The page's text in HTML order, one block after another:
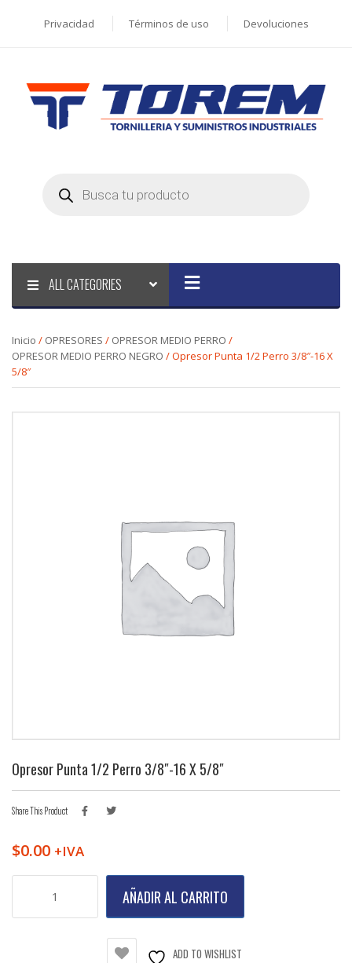
Privacidad Términos de uso Devoluciones
search
ALL CATEGORIES
Inicio / OPRESORES / OPRESOR MEDIO PERRO /
OPRESOR MEDIO PERRO NEGRO / Opresor Punta 1/2 Perro 3/8″-16 X
5/8″
Opresor Punta 1/2 Perro 3/8″-16 X 5/8″
Share This Product
$0.00 +IVA
AÑADIR AL CARRITO
ADD TO WISHLIST